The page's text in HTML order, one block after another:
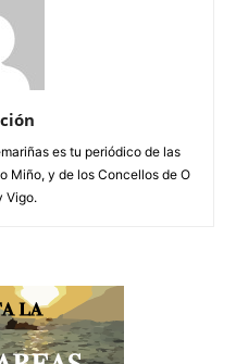
es tu periódico de las
Miño, y de los Concellos de O
Vigo.